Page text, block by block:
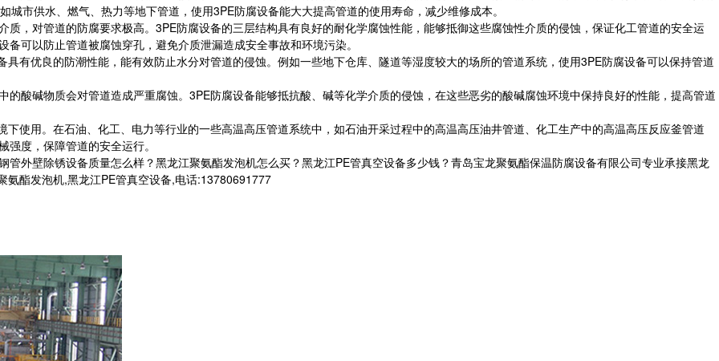
市供水、燃气、热力等地下管道，使用3PE防腐设备能大大提高管道的使用寿命，减少维修成本。
，对管道的防腐要求极高。3PE防腐设备的三层结构具有良好的耐化学腐蚀性能，能够抵御这些腐蚀性介质的侵蚀，保证化工管道的安全运
可以防止管道被腐蚀穿孔，避免介质泄漏造成安全事故和环境污染。
有优良的防潮性能，能有效防止水分对管道的侵蚀。例如一些地下仓库、隧道等湿度较大的场所的管道系统，使用3PE防腐设备可以保持管道
酸碱物质会对管道造成严重腐蚀。3PE防腐设备能够抵抗酸、碱等化学介质的侵蚀，在这些恶劣的酸碱腐蚀环境中保持良好的性能，提高管道
使用。在石油、化工、电力等行业的一些高温高压管道系统中，如石油开采过程中的高温高压油井管道、化工生产中的高温高压反应釜管道
度，保障管道的安全运行。
外壁除锈设备质量怎么样？黑龙江聚氨酯发泡机怎么买？黑龙江PE管真空设备多少钱？青岛宝龙聚氨酯保温防腐设备有限公司专业承接黑龙
氨酯发泡机,黑龙江PE管真空设备,电话:13780691777